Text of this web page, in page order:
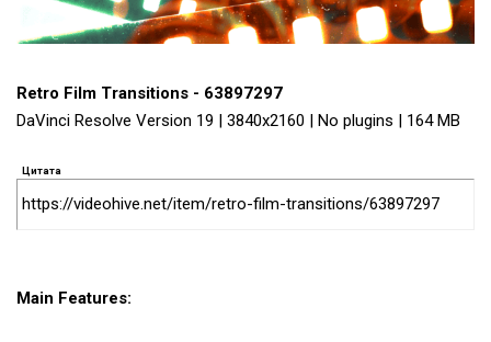
Retro Film Transitions - 63897297
DaVinci Resolve Version 19 | 3840x2160 | No plugins | 164 MB
Цитата
https://videohive.net/item/retro-film-transitions/63897297
Main Features: